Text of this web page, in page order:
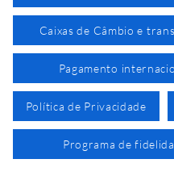
Caixas de Câmbio e
Pagamento
Política de Privacidade
Programa de